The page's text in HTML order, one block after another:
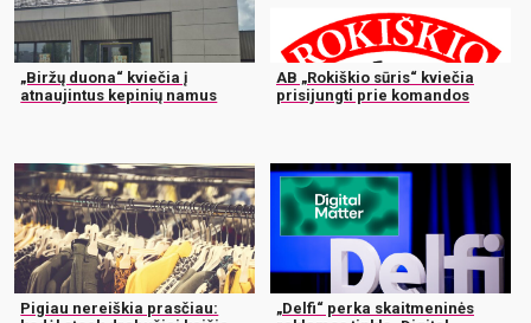
„Biržų duona“ kviečia į
atnaujintus kepinių namus
AB „Rokiškio sūris“ kviečia
prisijungti prie komandos
Pigiau nereiškia prasčiau:
„Delfi“ perka skaitmeninės